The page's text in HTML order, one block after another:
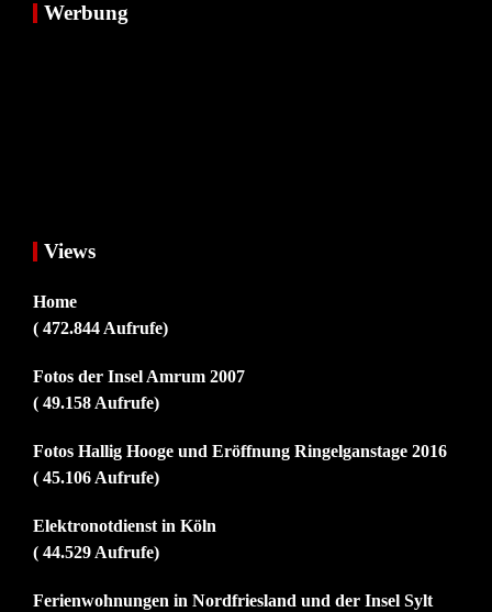
Werbung
Views
Home
( 472.844 Aufrufe)
Fotos der Insel Amrum 2007
( 49.158 Aufrufe)
Fotos Hallig Hooge und Eröffnung Ringelganstage 2016
( 45.106 Aufrufe)
Elektronotdienst in Köln
( 44.529 Aufrufe)
Ferienwohnungen in Nordfriesland und der Insel Sylt